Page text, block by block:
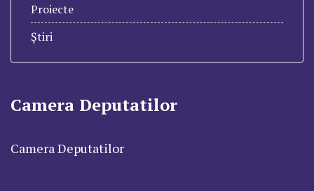
Proiecte
Știri
Camera Deputatilor
Camera Deputatilor